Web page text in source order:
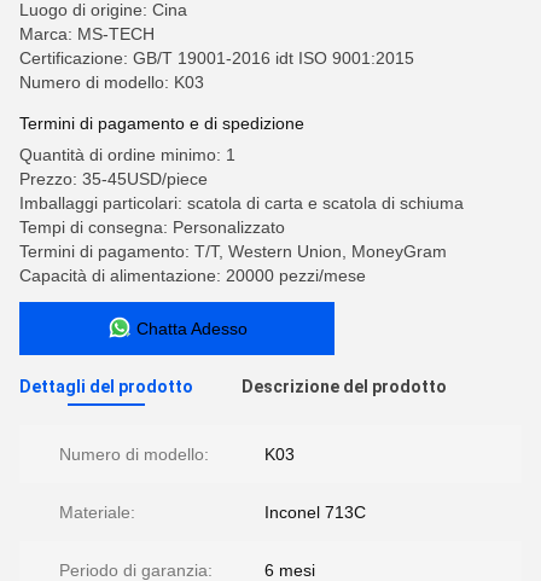
Luogo di origine: Cina
Marca: MS-TECH
Certificazione: GB/T 19001-2016 idt ISO 9001:2015
Numero di modello: K03
Termini di pagamento e di spedizione
Quantità di ordine minimo: 1
Prezzo: 35-45USD/piece
Imballaggi particolari: scatola di carta e scatola di schiuma
Tempi di consegna: Personalizzato
Termini di pagamento: T/T, Western Union, MoneyGram
Capacità di alimentazione: 20000 pezzi/mese
Chatta Adesso
Dettagli del prodotto Descrizione del prodotto
Numero di modello: K03
Materiale: Inconel 713C
Periodo di garanzia: 6 mesi